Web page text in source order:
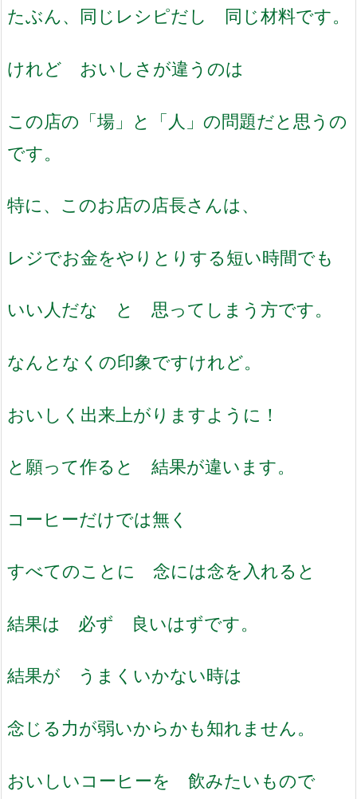
たぶん、同じレシピだし 同じ材料です。
けれど おいしさが違うのは
この店の「場」と「人」の問題だと思うの
です。
特に、このお店の店長さんは、
レジでお金をやりとりする短い時間でも
いい人だな と 思ってしまう方です。
なんとなくの印象ですけれど。
おいしく出来上がりますように！
と願って作ると 結果が違います。
コーヒーだけでは無く
すべてのことに 念には念を入れると
結果は 必ず 良いはずです。
結果が うまくいかない時は
念じる力が弱いからかも知れません。
おいしいコーヒーを 飲みたいもので